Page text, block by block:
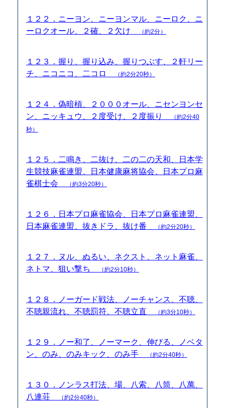
１２２．ニーヨン、ニーヨンマル、ニーロク、ニ
ーロクオール、２確、２欠け
（約2分）
１２３．握り、握り込み、握りつぶす、２軒リー
チ、ニコニコ、二コロ
（約2分20秒）
１２４．偽暗槓、２０００オール、ニセンヨンセ
ン、ニッキュウ、２度受け、２度振り
（約2分40
秒）
１２５．二鳴き、二抜け、二の二の天和、日本学
生競技麻雀連盟、日本健康麻将協会、日本プロ麻
雀棋士会
（約3分20秒）
１２６．日本プロ麻雀協会、日本プロ麻雀連盟、
日本麻雀連盟、抜きドラ、抜け番
（約2分20秒）
１２７．ヌル、ぬるい、ネクスト、ネット麻雀、
ネトマ、狙い撃ち
（約2分10秒）
１２８．ノーガード戦法、ノーチャンス、不聴、
不聴親流れ、不聴罰符、不聴立直
（約3分10秒）
１２９．ノー和了、ノーマーク、伸びる、ノベタ
ン、のみ、のみキック、のみ手
（約2分40秒）
１３０．ノンラス打法、場、八索、八筒、八萬、
八連荘
（約2分40秒）